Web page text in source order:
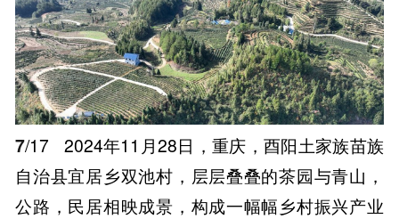
7/17
2024年11月28日，重庆，酉阳土家族苗族
自治县宜居乡双池村，层层叠叠的茶园与青山，
公路，民居相映成景，构成一幅幅乡村振兴产业